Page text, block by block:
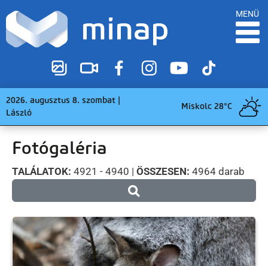
MENÜ
2026. augusztus 8. szombat |
László
Miskolc 28°C
Fotógaléria
TALÁLATOK: 4921 - 4940 | ÖSSZESEN: 4964 darab